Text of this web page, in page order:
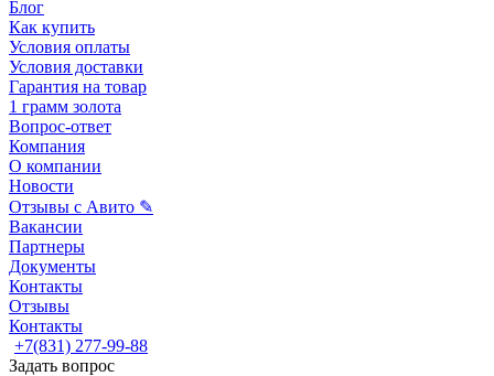
Блог
Как купить
Условия оплаты
Условия доставки
Гарантия на товар
1 грамм золота
Вопрос-ответ
Компания
О компании
Новости
Отзывы с Авито ✎
Вакансии
Партнеры
Документы
Контакты
Отзывы
Контакты
+7(831) 277-99-88
Задать вопрос